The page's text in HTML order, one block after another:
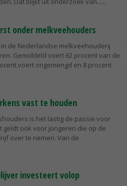
onder melkveehouders
de Nederlandse melkveehouderij
Gemiddeld voert 62 procent van de
voert ongemengd en 8 procent
vast te houden
is het lastig de passie voor
ook voor jongeren die op de
over te nemen. Van de
investeert volop